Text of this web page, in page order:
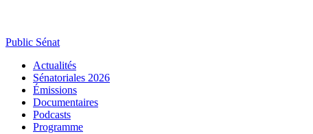
Public Sénat
Actualités
Sénatoriales 2026
Émissions
Documentaires
Podcasts
Programme